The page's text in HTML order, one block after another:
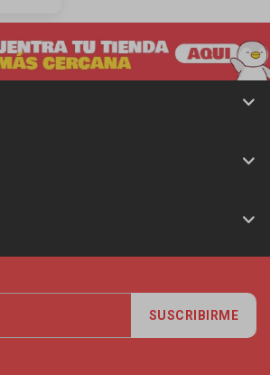
SUSCRIBIRME